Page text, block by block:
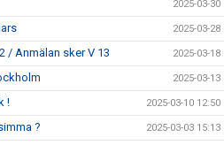
2025-03-30
2025-03-28
/ Anmälan sker V 13 2025-03-18
2025-03-13
! 2025-03-10 12:50
? 2025-03-03 15:13